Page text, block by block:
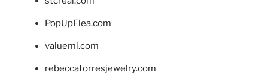
PopUpFlea.com
valueml.com
rebeccatorresjewelry.com